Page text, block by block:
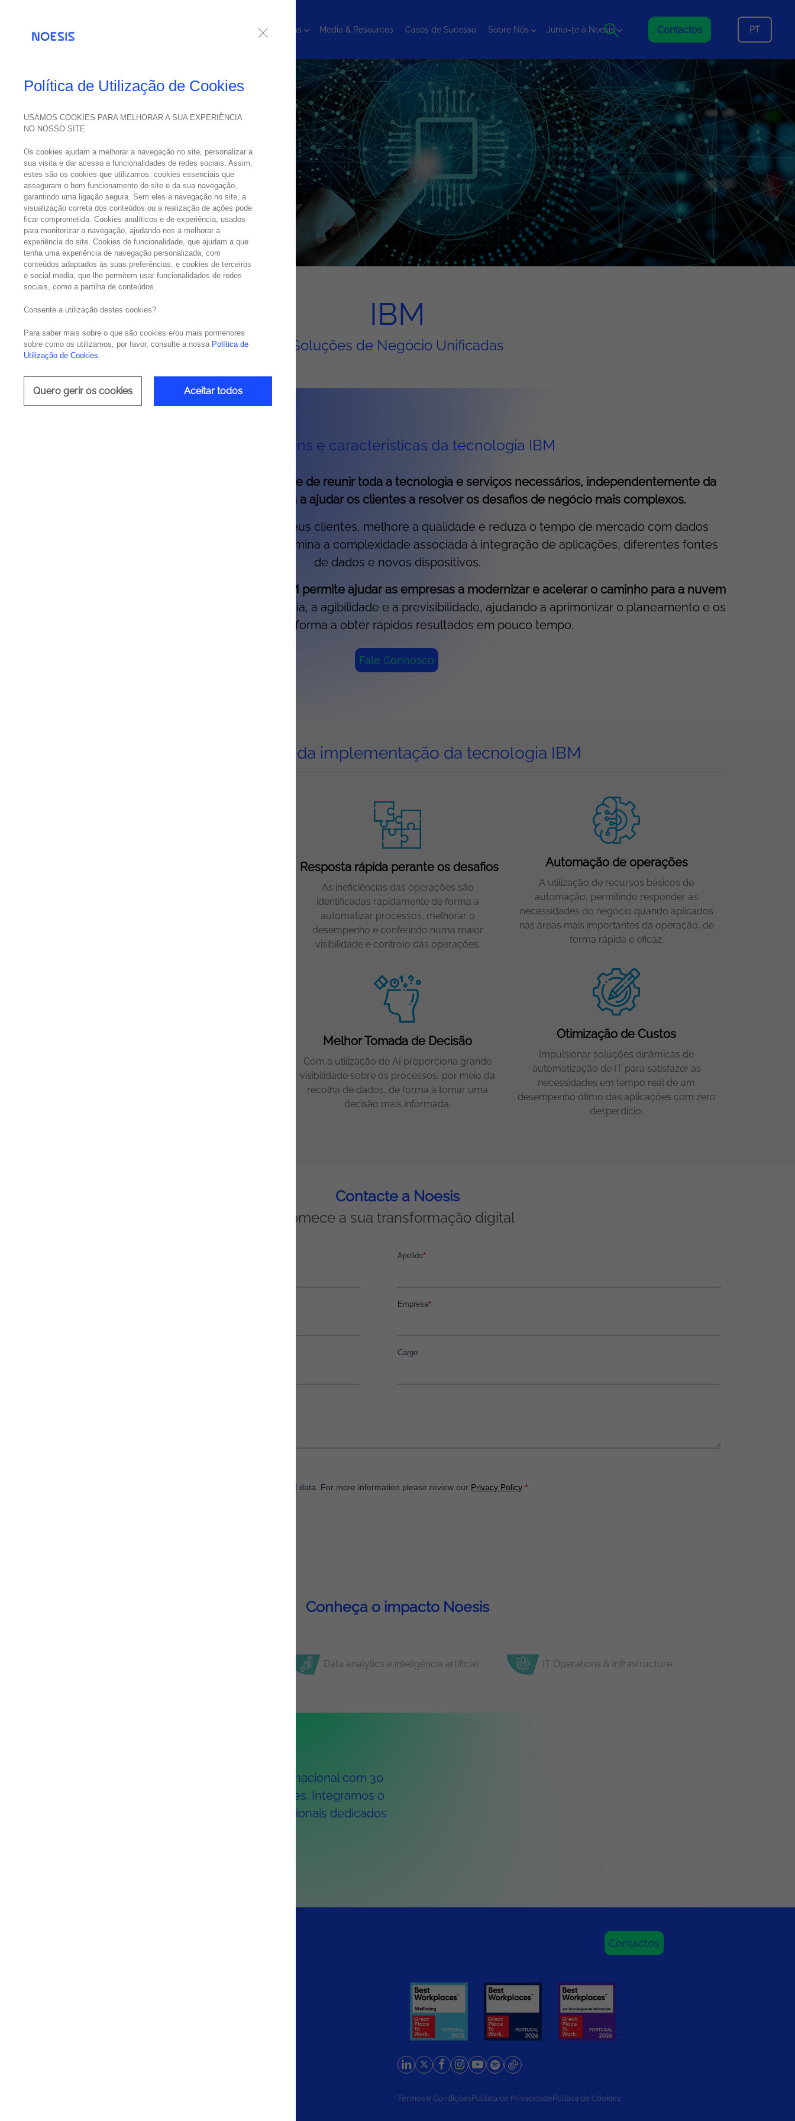
Tecnologias Media & Resources Casos de Sucesso Sobre Nós Junta-te à Noesis Contactos PT
IBM
Soluções de Negócio Unificadas
Vantagens e características da tecnologia IBM
Os produtos IBM oferecem a capacidade de reunir toda a tecnologia e serviços necessários, independentemente da
origem dessas soluções, de forma a ajudar os clientes a resolver os desafios de negócio mais complexos.
Garanta experiências dinâmicas aos seus clientes, melhore a qualidade e reduza o tempo de mercado com dados
fornecidos em tempo real, enquanto elimina a complexidade associada à integração de aplicações, diferentes fontes
de dados e novos dispositivos.
O portfólio completo das soluções da IBM permite ajudar as empresas a modernizar e acelerar o caminho para a nuvem
De forma a impulsionar a resiliência, a agibilidade e a previsibilidade, ajudando a aprimonizar o planeamento e os
processos de forma a obter rápidos resultados em pouco tempo.
Fale Connosco
Benefícios da implementação da tecnologia IBM
Resposta rápida perante os desafios
As ineficiências das operações são
identificadas rapidamente de forma a
automatizar processos, melhorar o
desempenho e conferindo numa maior
visibilidade e controlo das operações.
Automação de operações
A utilização de recursos básicos de
automação, permitindo responder às
necessidades do negócio quando aplicados
nas áreas mais importantes da operação, de
forma rápida e eficaz.
Melhor Tomada de Decisão
Com a utilização de AI proporciona grande
visibilidade sobre os processos, por meio da
recolha de dados, de forma a tomar uma
decisão mais informada.
Otimização de Custos
Impulsionar soluções dinâmicas de
automatização de IT para satisfazer as
necessidades em tempo real de um
desempenho ótimo das aplicações com zero
desperdício.
Contacte a Noesis
Comece a sua transformação digital
Conheça o impacto Noesis
Data analytics e inteligência artificial IT Operations & Infrastructure
Somos uma consultora tecnológica internacional com 30
anos de experiência, presente em 8 países. Integramos o
Grupo Altia e contamos com 1300 profissionais dedicados
Contactos
Termos e CondiçõesPolítica de PrivacidadePolítica de Cookies
Política de Utilização de Cookies
USAMOS COOKIES PARA MELHORAR A SUA EXPERIÊNCIA
NO NOSSO SITE
Os cookies ajudam a melhorar a navegação no site, personalizar a
sua visita e dar acesso a funcionalidades de redes sociais. Assim,
estes são os cookies que utilizamos: cookies essenciais que
asseguram o bom funcionamento do site e da sua navegação,
garantindo uma ligação segura. Sem eles a navegação no site, a
visualização correta dos conteúdos ou a realização de ações pode
ficar comprometida. Cookies analíticos e de experiência, usados
para monitorizar a navegação, ajudando-nos a melhorar a
experiência do site. Cookies de funcionalidade, que ajudam a que
tenha uma experiência de navegação personalizada, com
conteúdos adaptados às suas preferências, e cookies de terceiros
e social media, que lhe permitem usar funcionalidades de redes
sociais, como a partilha de conteúdos.
Consente a utilização destes cookies?
Para saber mais sobre o que são cookies e/ou mais pormenores
sobre como os utilizamos, por favor, consulte a nossa Política de
Utilização de Cookies.
Quero gerir os cookies Aceitar todos